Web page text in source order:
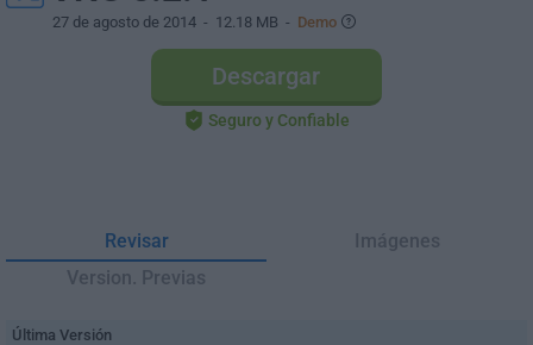
27 de agosto de 2014 - 12.18 MB - Demo
Descargar
Seguro y Confiable
Revisar
Imágenes
Version. Previas
Última Versión